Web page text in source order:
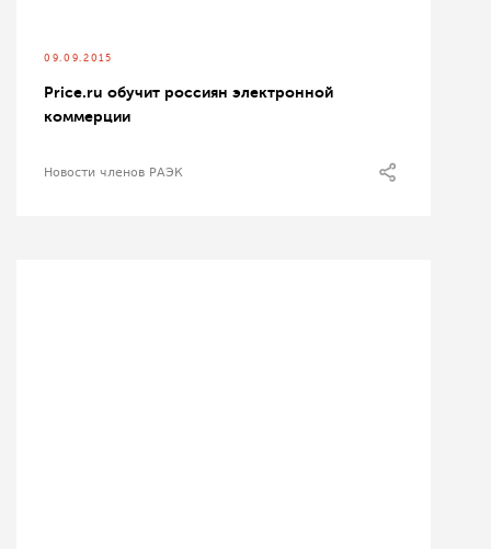
09.09.2015
Price.ru обучит россиян электронной
коммерции
Новости членов РАЭК